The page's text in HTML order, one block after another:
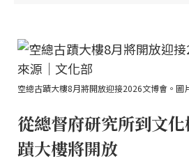
空總古蹟大樓8月將開放迎接2026文博會。圖
從總督府研究所到文
蹟大樓將開放